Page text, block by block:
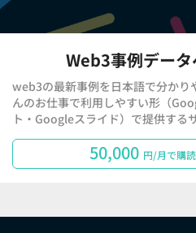
Web3事例データ
web3の最新事例を日本語で分かり
んのお仕事で利用しやすい形（
ト・Googleスライド）で提供する
50,000 円/月で購